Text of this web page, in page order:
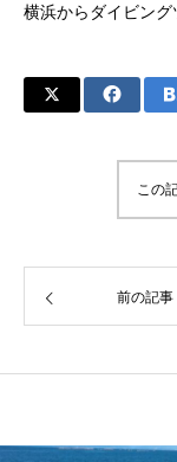
横浜からダイビン
この
前の記事